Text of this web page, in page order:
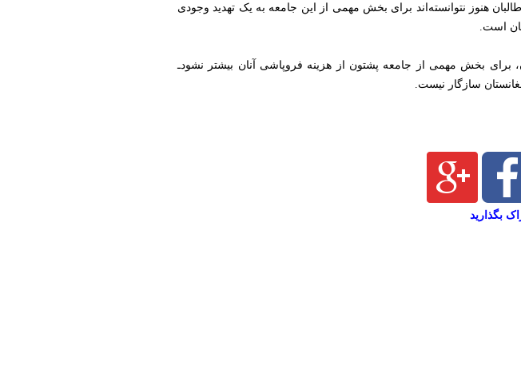
هنوز نتوانسته‌اند برای بخش مهمی از این جامعه به یک تهدید وجودی
است.
برای بخش مهمی از جامعه پشتون از هزینه فروپاشی آنان بیشتر نشودـ
سازگار نیست.
بگذارید